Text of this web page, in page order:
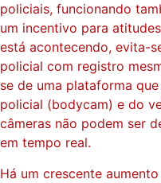
policiais, funcionando
um incentivo para
está acontecendo, evita-
policial com registro
se de uma plataforma
policial (bodycam) e do
câmeras não podem ser
em tempo real.
Há um crescente